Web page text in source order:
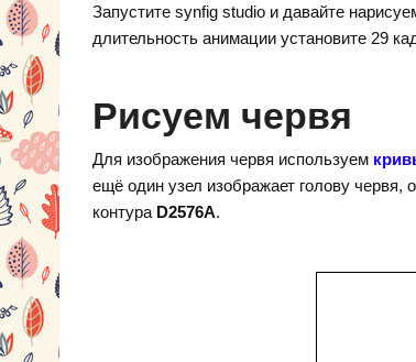
ni
Запустите synfig studio и давайте
длительность анимации установите 29
Рисуем червя
Для изображения червя используем
ещё один узел изображает голову
контура D2576A.